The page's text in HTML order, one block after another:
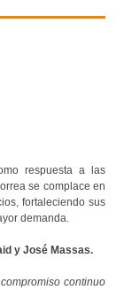
respuesta a las
se complace en
fortaleciendo sus
demanda.
y José Massas.
continuo